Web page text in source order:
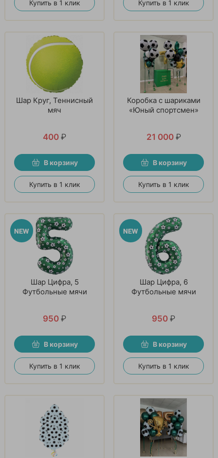
Купить в 1 клик Купить в 1 клик
Шар Круг, Теннисный
мяч
400 ₽
В корзину
Купить в 1 клик
Коробка с шариками
«Юный спортсмен»
21 000 ₽
В корзину
Купить в 1 клик
Шар Цифра, 5
Футбольные мячи
950 ₽
В корзину
Купить в 1 клик
Шар Цифра, 6
Футбольные мячи
950 ₽
В корзину
Купить в 1 клик